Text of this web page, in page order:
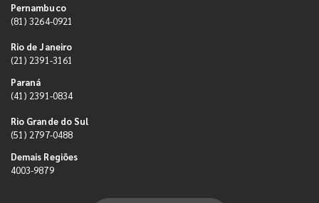
Pernambuco
(81) 3264-0921
Rio de Janeiro
(21) 2391-3161
Paraná
(41) 2391-0834
Rio Grande do Sul
(51) 2797-0488
Demais Regiões
4003-9879